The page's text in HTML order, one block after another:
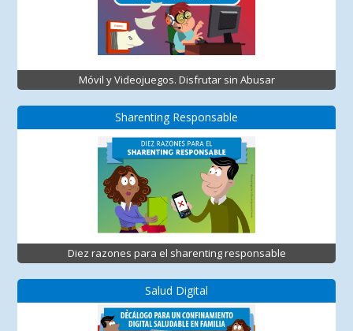
Móvil y Videojuegos. Disfrutar sin Abusar
Sharenting Responsable
Diez razones para el sharenting responsable
Salud Digital